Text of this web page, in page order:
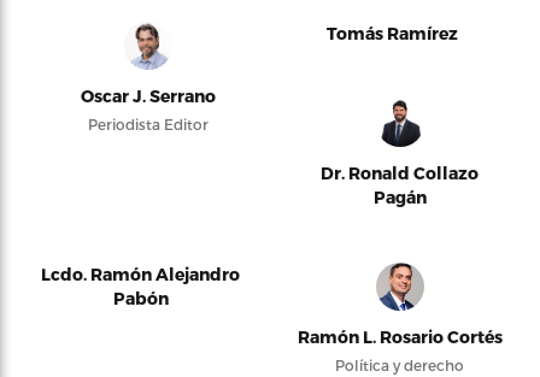
Oscar J. Serrano
Periodista Editor
Tomás Ramírez
Dr. Ronald Collazo
Pagán
Lcdo. Ramón Alejandro
Pabón
Ramón L. Rosario Cortés
Política y derecho